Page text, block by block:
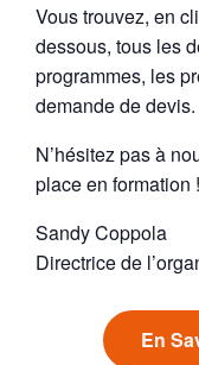
Vous trouvez, en
dessous, tous les
programmes, les
demande de devis.
N’hésitez pas à
place en formation !
Sandy Coppola
Directrice de
En